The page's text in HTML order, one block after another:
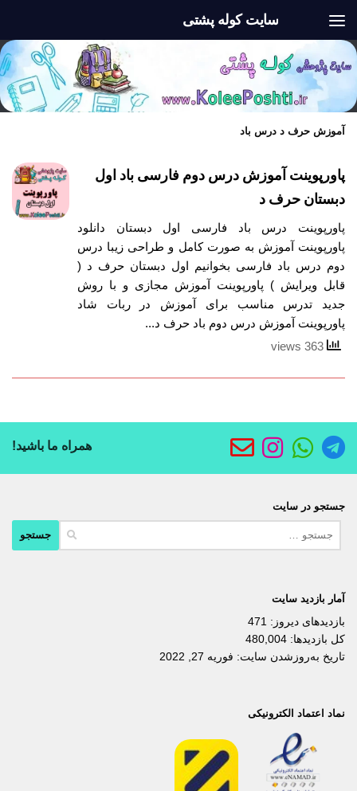
سایت کوله پشتی
آموزش حرف د درس باد
پاورپوینت آموزش درس دوم فارسی باد اول
دبستان حرف د
پاورپوینت درس باد فارسی اول دبستان دانلود
پاورپوینت آموزش به صورت کامل و طراحی زیبا درس
دوم درس باد فارسی بخوانیم اول دبستان حرف د (
قابل ویرایش ) پاورپوینت آموزش مجازی و با روش
جدید تدرس مناسب برای آموزش در ربات شاد
پاورپوینت آموزش درس دوم باد حرف د...
همراه ما باشید!
جستجو در سایت
آمار بازدید سایت
بازدیدهای دیروز: 471
کل بازدیدها: 480,004
تاریخ به‌روزشدن سایت: فوریه 27, 2022
نماد اعتماد الکترونیکی